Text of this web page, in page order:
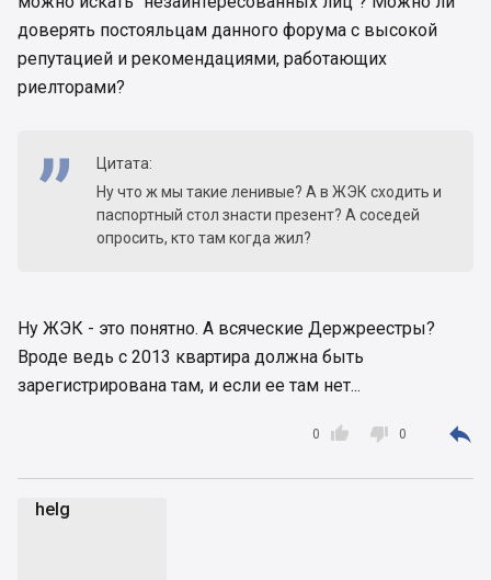
доверять постояльцам данного форума с высокой
репутацией и рекомендациями, работающих
риелторами?
Цитата:
Ну что ж мы такие ленивые? А в ЖЭК сходить и
паспортный стол знасти презент? А соседей
опросить, кто там когда жил?
Ну ЖЭК - это понятно. А всяческие Держреестры?
Вроде ведь с 2013 квартира должна быть
зарегистрирована там, и если ее там нет...

0  0 
helg